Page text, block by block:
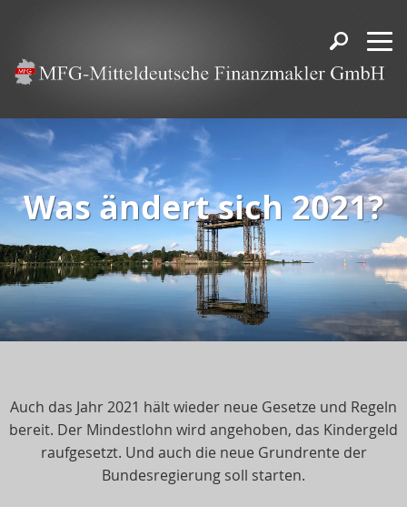
Was ändert sich 2021?
Auch das Jahr 2021 hält wieder neue Gesetze und Regeln
bereit. Der Mindestlohn wird angehoben, das Kindergeld
raufgesetzt. Und auch die neue Grundrente der
Bundesregierung soll starten.